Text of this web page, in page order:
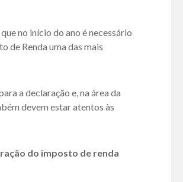
no início do ano é necessário
de Renda uma das mais
a declaração e, na área da
devem estar atentos às
do imposto de renda